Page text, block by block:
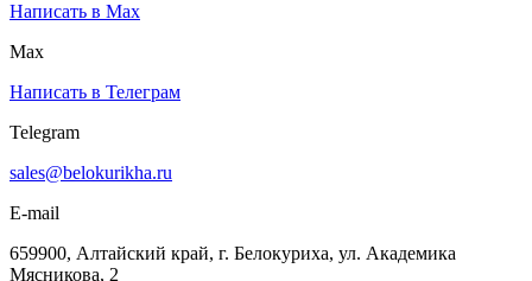
Написать в Max
Max
Написать в Телеграм
Telegram
sales@belokurikha.ru
E-mail
659900, Алтайский край, г. Белокуриха, ул. Академика
Мясникова, 2